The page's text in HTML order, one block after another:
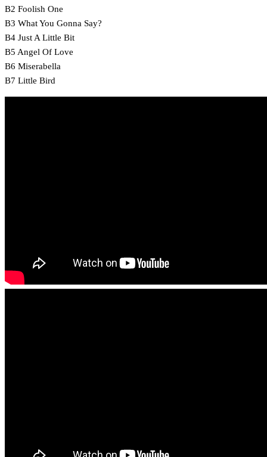
B2 Foolish One
B3 What You Gonna Say?
B4 Just A Little Bit
B5 Angel Of Love
B6 Miserabella
B7 Little Bird